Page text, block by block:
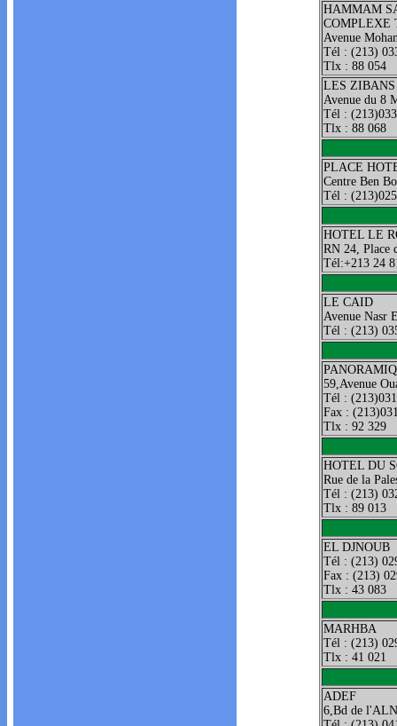
HAMMAM
COMPLEXE
Avenue
Tél : (213)
Tlx : 88 054
LES ZIBANS
Avenue du 8
Tél :
Tlx : 88 068
PLACE
Centre Ben
Tél :
HOTEL LE
RN 24, Place
Tél:+213 24
LE CAID
Avenue Nasr
Tél : (213)
59,Avenue
Tél :
Fax :
Tlx : 92 329
HOTEL DU
Rue de la
Tél : (213)
Tlx : 89 013
EL DJNOUB
Tél : (213)
Fax : (213)
Tlx : 43 083
MARHBA
Tél : (213)
Tlx : 41 021
ADEF
6,Bd de l'ALN